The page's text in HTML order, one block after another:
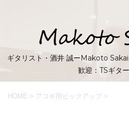
ギタリスト・酒井 誠ーMakoto
歓迎：TSギター
HOME > アコギ用ピックアップ >